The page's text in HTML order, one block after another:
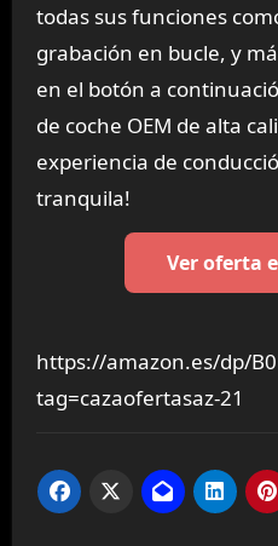
todas sus funciones
grabación en bucle, y
en el botón a
de coche OEM de alta
experiencia de
tranquila!
Ver oferta
https://amazon.es/dp/
tag=cazaofertasaz-21